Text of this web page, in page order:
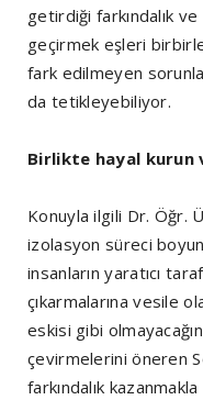
getirdiği farkındalık
geçirmek eşleri
fark edilmeyen
da tetikleyebiliyor.
Birlikte hayal kurun
Konuyla ilgili Dr. Öğr.
izolasyon süreci
insanların yaratıcı
çıkarmalarına vesile
eskisi gibi
çevirmelerini öneren
farkındalık